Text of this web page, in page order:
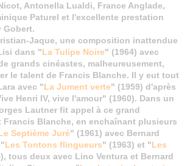
Antonella Lualdi, France Anglade,
Paturel et l'excellente prestation
Gobert.
Jaque, une composition inattendue
dans "La Tulipe Noire" (1964) avec
grands cinéastes, malheureusement,
le talent de Francis Blanche. Il y eut tout
avec "La Jument verte" (1959) d'après
Henri IV, vive l'amour" (1960). Dans un
s Lautner fit appel à ce grand
Francis Blanche, en enchaînant plusieurs
Septième Juré" (1961) avec Bernard
Les Tontons flingueurs" (1963) et "Les
tous deux avec Lino Ventura et Bernard